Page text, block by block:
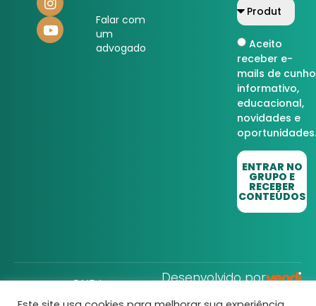
Falar com
um
advogado
Aceito
receber e-
mails de cunho
informativo,
educacional,
novidades e
oportunidades.
ENTRAR NO
GRUPO E
RECEBER
CONTEÚDOS
CNPJ:
32.752.806/0001-22
Desenvolvido por